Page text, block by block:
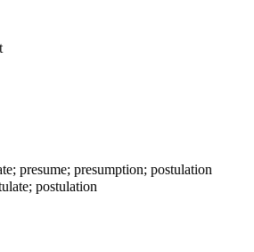
presume; presumption; postulation
postulation